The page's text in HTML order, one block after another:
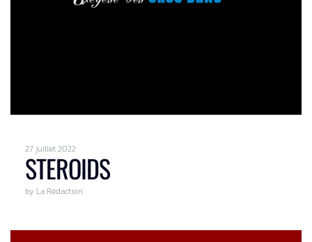
27 juillet 2022
STEROIDS
by La Rédaction